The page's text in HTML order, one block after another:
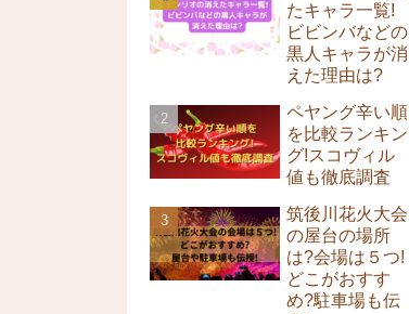
たキャラ一覧!
ビビンバなどの
黒人キャラが消
えた理由は?
ペヤング辛い順
を比較ランキン
グ!スコヴィル
値も徹底調査
筑後川花火大会
の屋台の場所
は?会場は５つ!
どこがおすす
め?駐車場も伝